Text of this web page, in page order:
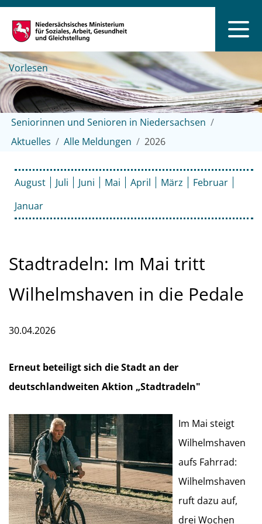
Vorlesen
Seniorinnen und Senioren in Niedersachsen
Aktuelles
Alle Meldungen 2026
August Juli Juni Mai April März
Februar
Januar
Stadtradeln: Im Mai tritt
Wilhelmshaven in die Pedale
30.04.2026
Erneut beteiligt sich die Stadt an der
deutschlandweiten Aktion „Stadtradeln"
Im Mai steigt
Wilhelmshaven
aufs Fahrrad:
Wilhelmshaven
ruft dazu auf,
drei Wochen